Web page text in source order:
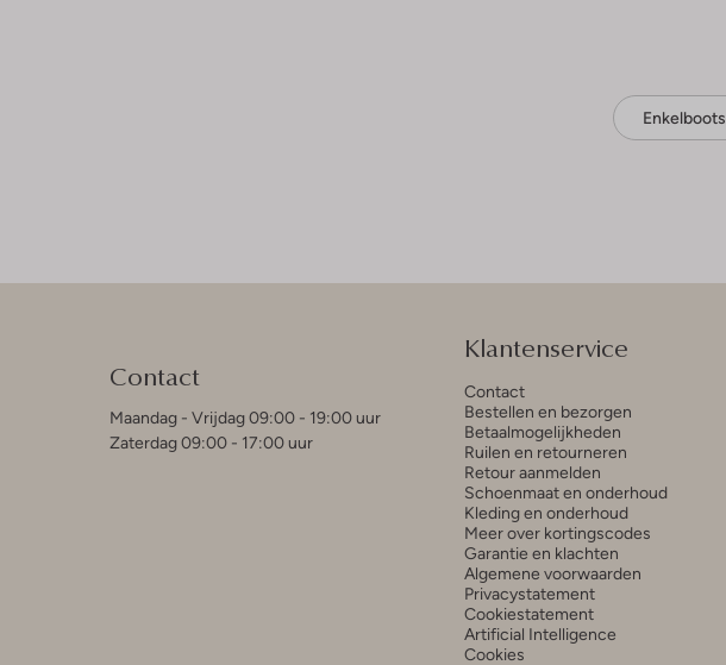
Enkelboots
Contact
Maandag - Vrijdag 09:00 - 19:00 uur
Zaterdag 09:00 - 17:00 uur
Klantenservice
Contact
Bestellen en bezorgen
Betaalmogelijkheden
Ruilen en retourneren
Retour aanmelden
Schoenmaat en onderhoud
Kleding en onderhoud
Meer over kortingscodes
Garantie en klachten
Algemene voorwaarden
Privacystatement
Cookiestatement
Artificial Intelligence
Cookies